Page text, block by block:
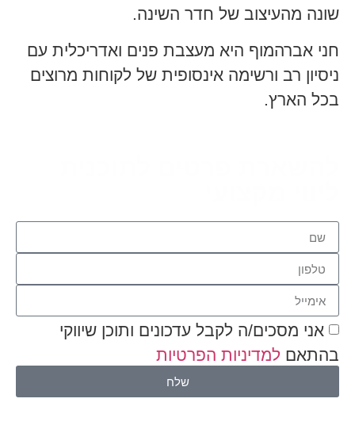
שונה מהעיצוב של חדר השינה.
חני אברהמוף היא מעצבת פנים ואדריכלית עם
ניסיון רב ורשימה אינסופית של לקוחות מרוצים
בכל הארץ.
אני מסכים/ה לקבל עדכונים ותוכן שיווקי
בהתאם למדיניות הפרטיות
שלח